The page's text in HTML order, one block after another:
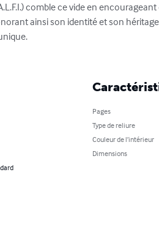
comble ce vide en
ainsi son identité et son
Pages
Type de reliure
Couleur de l’intérieur
Dimensions